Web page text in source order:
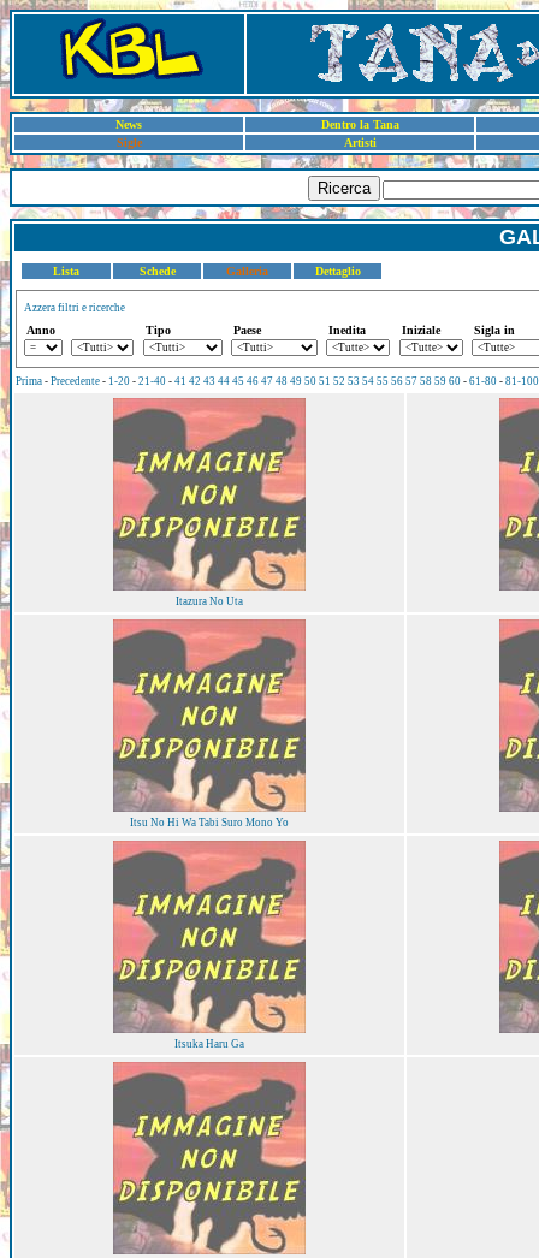
News
Dentro la Tana
Sigle
Artisti
Ricerca
Lista Schede Galleria Dettaglio
Azzera filtri e ricerche
Anno Tipo Paese Inedita Iniziale Sigla in
Prima - Precedente - 1-20 - 21-40 - 41 42 43 44 45 46 47 48 49 50 51 52 53 54 55 56 57 58 59 60 - 61-80 - 81-100
Itazura No Uta
Itsu No Hi Wa Tabi Suro Mono Yo
Itsuka Haru Ga